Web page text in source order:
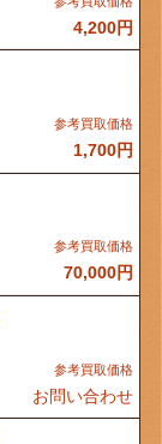
4,200円
1,700円
70,000円
お問い合わせ